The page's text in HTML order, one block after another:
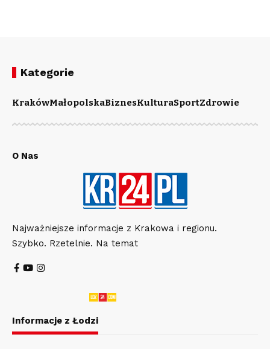
Kategorie
KrakówMałopolskaBiznesKulturaSportZdrowie
O Nas
Najważniejsze informacje z Krakowa i regionu.
Szybko. Rzetelnie. Na temat
Informacje z Łodzi